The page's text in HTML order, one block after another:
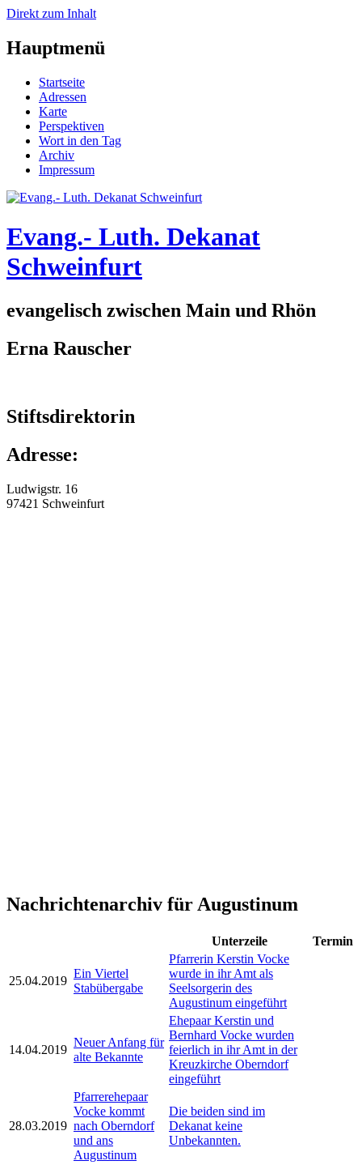
Direkt zum Inhalt
Hauptmenü
Startseite
Adressen
Karte
Perspektiven
Wort in den Tag
Archiv
Impressum
Evang.- Luth. Dekanat
Schweinfurt
evangelisch zwischen Main und Rhön
Erna Rauscher
Stiftsdirektorin
Adresse:
Ludwigstr. 16
97421 Schweinfurt
Nachrichtenarchiv für Augustinum
Unterzeile Termin
25.04.2019
Ein Viertel
Stabübergabe
Pfarrerin Kerstin Vocke
wurde in ihr Amt als
Seelsorgerin des
Augustinum eingeführt
14.04.2019
Neuer Anfang für
alte Bekannte
Ehepaar Kerstin und
Bernhard Vocke wurden
feierlich in ihr Amt in der
Kreuzkirche Oberndorf
eingeführt
28.03.2019
Pfarrerehepaar
Vocke kommt
nach Oberndorf
und ans
Augustinum
Die beiden sind im
Dekanat keine
Unbekannten.